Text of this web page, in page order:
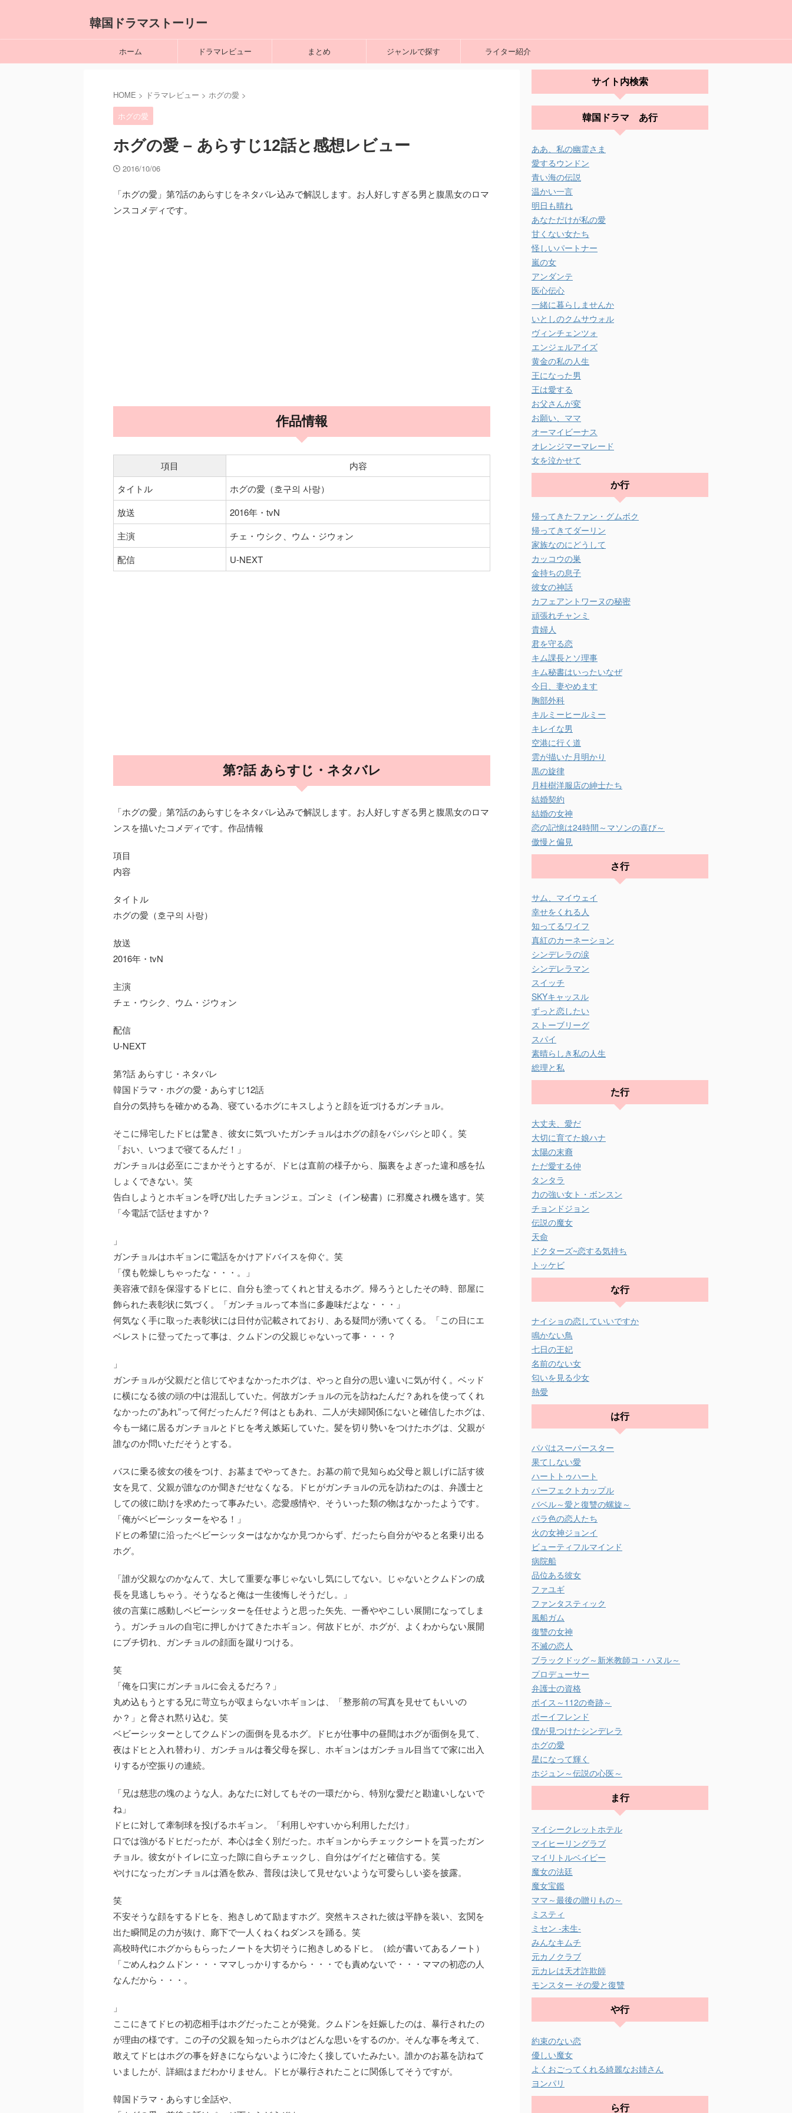
韓国ドラマストーリー
ホーム ドラマレビュー まとめ ジャンルで探す ライター紹介
HOME > ドラマレビュー > ホグの愛 >
ホグの愛
ホグの愛 – あらすじ12話と感想レビュー
2016/10/06
「ホグの愛」第?話のあらすじをネタバレ込みで解説します。お人好しすぎる男と腹黒女のロマ
ンスコメディです。
作品情報
項目
内容
タイトル
ホグの愛（호구의 사랑）
放送
2016年・tvN
主演
チェ・ウシク、ウム・ジウォン
配信
U-NEXT
第?話 あらすじ・ネタバレ
「ホグの愛」第?話のあらすじをネタバレ込みで解説します。お人好しすぎる男と腹黒女のロマ
ンスを描いたコメディです。作品情報
項目
内容
タイトル
ホグの愛（호구의 사랑）
放送
2016年・tvN
主演
チェ・ウシク、ウム・ジウォン
配信
U-NEXT
第?話 あらすじ・ネタバレ
韓国ドラマ・ホグの愛・あらすじ12話
自分の気持ちを確かめる為、寝ているホグにキスしようと顔を近づけるガンチョル。
そこに帰宅したドヒは驚き、彼女に気づいたガンチョルはホグの顔をバシバシと叩く。笑
「おい、いつまで寝てるんだ！」
ガンチョルは必至にごまかそうとするが、ドヒは直前の様子から、脳裏をよぎった違和感を払
しょくできない。笑
告白しようとホギョンを呼び出したチョンジェ。ゴンミ（イン秘書）に邪魔され機を逃す。笑
「今電話で話せますか？
」
ガンチョルはホギョンに電話をかけアドバイスを仰ぐ。笑
「僕も乾燥しちゃったな・・・。」
美容液で顔を保湿するドヒに、自分も塗ってくれと甘えるホグ。帰ろうとしたその時、部屋に
飾られた表彰状に気づく。「ガンチョルって本当に多趣味だよな・・・」
何気なく手に取った表彰状には日付が記載されており、ある疑問が湧いてくる。「この日にエ
ベレストに登ってたって事は、クムドンの父親じゃないって事・・・？
」
ガンチョルが父親だと信じてやまなかったホグは、やっと自分の思い違いに気が付く。ベッド
に横になる彼の頭の中は混乱していた。何故ガンチョルの元を訪ねたんだ？あれを使ってくれ
なかったの”あれ”って何だったんだ？何はともあれ、二人が夫婦関係にないと確信したホグは、
今も一緒に居るガンチョルとドヒを考え嫉妬していた。髪を切り勢いをつけたホグは、父親が
誰なのか問いただそうとする。
バスに乗る彼女の後をつけ、お墓までやってきた。お墓の前で見知らぬ父母と親しげに話す彼
女を見て、父親が誰なのか聞きだせなくなる。ドヒがガンチョルの元を訪ねたのは、弁護士と
しての彼に助けを求めたって事みたい。恋愛感情や、そういった類の物はなかったようです。
「俺がベビーシッターをやる！」
ドヒの希望に沿ったベビーシッターはなかなか見つからず、だったら自分がやると名乗り出る
ホグ。
「誰が父親なのかなんて、大して重要な事じゃないし気にしてない。じゃないとクムドンの成
長を見逃しちゃう。そうなると俺は一生後悔しそうだし。」
彼の言葉に感動しベビーシッターを任せようと思った矢先、一番ややこしい展開になってしま
う。ガンチョルの自宅に押しかけてきたホギョン。何故ドヒが、ホグが、よくわからない展開
にブチ切れ、ガンチョルの顔面を蹴りつける。
笑
「俺を口実にガンチョルに会えるだろ？」
丸め込もうとする兄に苛立ちが収まらないホギョンは、「整形前の写真を見せてもいいの
か？」と脅され黙り込む。笑
ベビーシッターとしてクムドンの面倒を見るホグ。ドヒが仕事中の昼間はホグが面倒を見て、
夜はドヒと入れ替わり、ガンチョルは養父母を探し、ホギョンはガンチョル目当てで家に出入
りするが空振りの連続。
「兄は慈悲の塊のような人。あなたに対してもその一環だから、特別な愛だと勘違いしないで
ね」
ドヒに対して牽制球を投げるホギョン。「利用しやすいから利用しただけ」
口では強がるドヒだったが、本心は全く別だった。ホギョンからチェックシートを貰ったガン
チョル。彼女がトイレに立った隙に自らチェックし、自分はゲイだと確信する。笑
やけになったガンチョルは酒を飲み、普段は決して見せないような可愛らしい姿を披露。
笑
不安そうな顔をするドヒを、抱きしめて励ますホグ。突然キスされた彼は平静を装い、玄関を
出た瞬間足の力が抜け、廊下で一人くねくねダンスを踊る。笑
高校時代にホグからもらったノートを大切そうに抱きしめるドヒ。（絵が書いてあるノート）
「ごめんねクムドン・・・ママしっかりするから・・・でも責めないで・・・ママの初恋の人
なんだから・・・。
」
ここにきてドヒの初恋相手はホグだったことが発覚。クムドンを妊娠したのは、暴行されたの
が理由の様です。この子の父親を知ったらホグはどんな思いをするのか。そんな事を考えて、
敢えてドヒはホグの事を好きにならないように冷たく接していたみたい。誰かのお墓を訪ねて
いましたが、詳細はまだわかりません。ドヒが暴行されたことに関係してそうですが。
韓国ドラマ・あらすじ全話や、
サイト内検索
韓国ドラマ あ行
ああ、私の幽霊さま
愛するウンドン
青い海の伝説
温かい一言
明日も晴れ
あなただけが私の愛
甘くない女たち
怪しいパートナー
嵐の女
アンダンテ
医心伝心
一緒に暮らしませんか
いとしのクムサウォル
ヴィンチェンツォ
エンジェルアイズ
黄金の私の人生
王になった男
王は愛する
お父さんが変
お願い、ママ
オーマイビーナス
オレンジマーマレード
女を泣かせて
か行
帰ってきたファン・グムボク
帰ってきてダーリン
家族なのにどうして
カッコウの巣
金持ちの息子
彼女の神話
カフェアントワーヌの秘密
頑張れチャンミ
貴婦人
君を守る恋
キム課長とソ理事
キム秘書はいったいなぜ
今日、妻やめます
胸部外科
キルミーヒールミー
キレイな男
空港に行く道
雲が描いた月明かり
黒の旋律
月桂樹洋服店の紳士たち
結婚契約
結婚の女神
恋の記憶は24時間～マソンの喜び～
傲慢と偏見
さ行
サム、マイウェイ
幸せをくれる人
知ってるワイフ
真紅のカーネーション
シンデレラの涙
シンデレラマン
スイッチ
SKYキャッスル
ずっと恋したい
ストーブリーグ
スパイ
素晴らしき私の人生
総理と私
た行
大丈夫、愛だ
大切に育てた娘ハナ
太陽の末裔
ただ愛する仲
タンタラ
力の強い女ト・ボンスン
チョンドジョン
伝説の魔女
天命
ドクターズ~恋する気持ち
トッケビ
な行
ナイショの恋していいですか
鳴かない鳥
七日の王妃
名前のない女
匂いを見る少女
熱愛
は行
パパはスーパースター
果てしない愛
ハートトゥハート
パーフェクトカップル
バベル～愛と復讐の螺旋～
バラ色の恋人たち
火の女神ジョンイ
ビューティフルマインド
病院船
品位ある彼女
ファユギ
ファンタスティック
風船ガム
復讐の女神
不滅の恋人
ブラックドッグ～新米教師コ・ハヌル～
プロデューサー
弁護士の資格
ボイス～112の奇跡～
ボーイフレンド
僕が見つけたシンデレラ
ホグの愛
星になって輝く
ホジュン～伝説の心医～
ま行
マイシークレットホテル
マイヒーリングラブ
マイリトルベイビー
魔女の法廷
魔女宝鑑
ママ～最後の贈りもの～
ミスティ
ミセン -未生-
みんなキムチ
元カノクラブ
元カレは天才詐欺師
モンスター その愛と復讐
や行
約束のない恋
優しい魔女
よくおごってくれる綺麗なお姉さん
ヨンパリ
ら行